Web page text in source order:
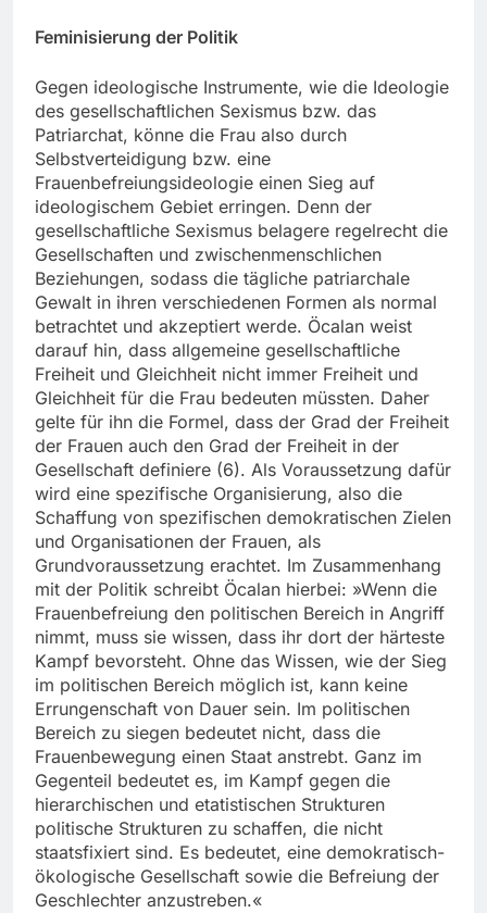
Feminisierung der Politik
Gegen ideologische Instrumente, wie die Ideologie
des gesellschaftlichen Sexismus bzw. das
Patriarchat, könne die Frau also durch
Selbstverteidigung bzw. eine
Frauenbefreiungsideologie einen Sieg auf
ideologischem Gebiet erringen. Denn der
gesellschaftliche Sexismus belagere regelrecht die
Gesellschaften und zwischenmenschlichen
Beziehungen, sodass die tägliche patriarchale
Gewalt in ihren verschiedenen Formen als normal
betrachtet und akzeptiert werde. Öcalan weist
darauf hin, dass allgemeine gesellschaftliche
Freiheit und Gleichheit nicht immer Freiheit und
Gleichheit für die Frau bedeuten müssten. Daher
gelte für ihn die Formel, dass der Grad der Freiheit
der Frauen auch den Grad der Freiheit in der
Gesellschaft definiere (6). Als Voraussetzung dafür
wird eine spezifische Organisierung, also die
Schaffung von spezifischen demokratischen Zielen
und Organisationen der Frauen, als
Grundvoraussetzung erachtet. Im Zusammenhang
mit der Politik schreibt Öcalan hierbei: »Wenn die
Frauenbefreiung den politischen Bereich in Angriff
nimmt, muss sie wissen, dass ihr dort der härteste
Kampf bevorsteht. Ohne das Wissen, wie der Sieg
im politischen Bereich möglich ist, kann keine
Errungenschaft von Dauer sein. Im politischen
Bereich zu siegen bedeutet nicht, dass die
Frauenbewegung einen Staat anstrebt. Ganz im
Gegenteil bedeutet es, im Kampf gegen die
hierarchischen und etatistischen Strukturen
politische Strukturen zu schaffen, die nicht
staatsfixiert sind. Es bedeutet, eine demokratisch-
ökologische Gesellschaft sowie die Befreiung der
Geschlechter anzustreben.«